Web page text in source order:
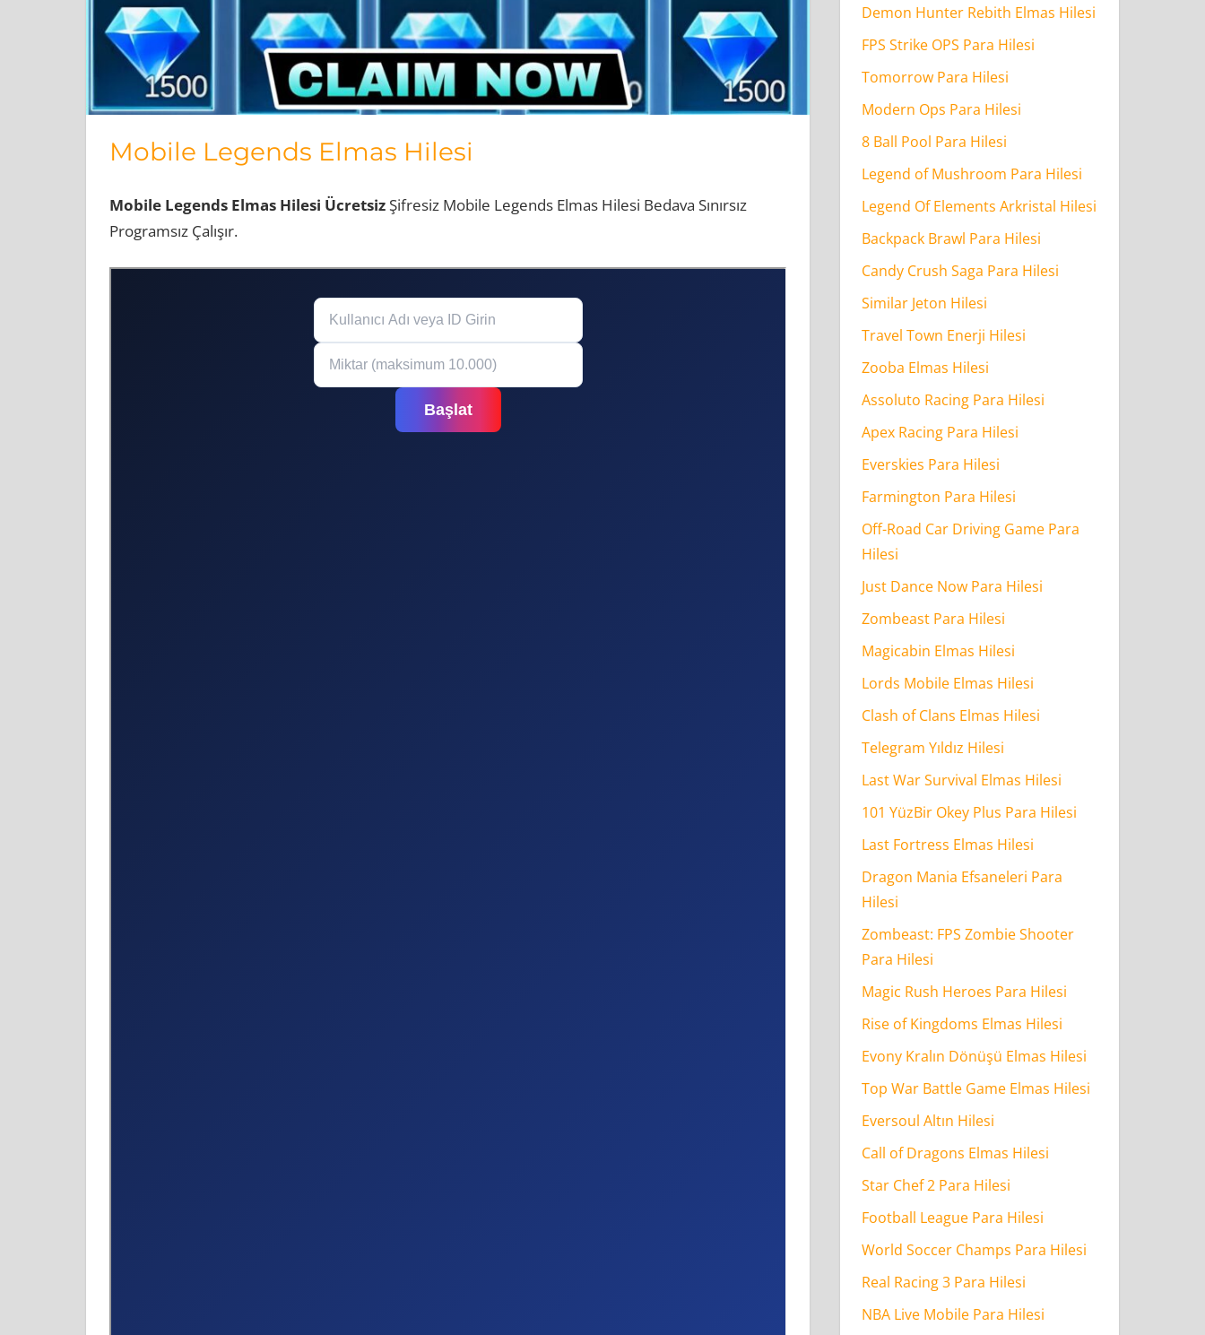
Mobile Legends Elmas Hilesi
Mobile Legends Elmas Hilesi ÜcretsizŞifresiz Mobile Legends Elmas Hilesi Bedava Sınırsız
Programsız Çalışır.
Demon Hunter Rebith Elmas Hilesi
FPS Strike OPS Para Hilesi
Tomorrow Para Hilesi
Modern Ops Para Hilesi
8 Ball Pool Para Hilesi
Legend of Mushroom Para Hilesi
Legend Of Elements Arkristal Hilesi
Backpack Brawl Para Hilesi
Candy Crush Saga Para Hilesi
Similar Jeton Hilesi
Travel Town Enerji Hilesi
Zooba Elmas Hilesi
Assoluto Racing Para Hilesi
Apex Racing Para Hilesi
Everskies Para Hilesi
Farmington Para Hilesi
Off-Road Car Driving Game Para
Hilesi
Just Dance Now Para Hilesi
Zombeast Para Hilesi
Magicabin Elmas Hilesi
Lords Mobile Elmas Hilesi
Clash of Clans Elmas Hilesi
Telegram Yıldız Hilesi
Last War Survival Elmas Hilesi
101 YüzBir Okey Plus Para Hilesi
Last Fortress Elmas Hilesi
Dragon Mania Efsaneleri Para
Hilesi
Zombeast: FPS Zombie Shooter
Para Hilesi
Magic Rush Heroes Para Hilesi
Rise of Kingdoms Elmas Hilesi
Evony Kralın Dönüşü Elmas Hilesi
Top War Battle Game Elmas Hilesi
Eversoul Altın Hilesi
Call of Dragons Elmas Hilesi
Star Chef 2 Para Hilesi
Football League Para Hilesi
World Soccer Champs Para Hilesi
Real Racing 3 Para Hilesi
NBA Live Mobile Para Hilesi